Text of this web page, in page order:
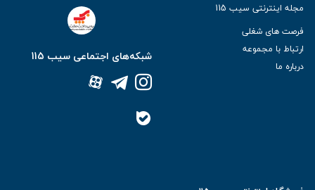
مجله اینترنتی سیب 115
فرصت های شغلی
ارتباط با مجموعه
درباره ما
شبکه‌های اجتماعی سیب 115